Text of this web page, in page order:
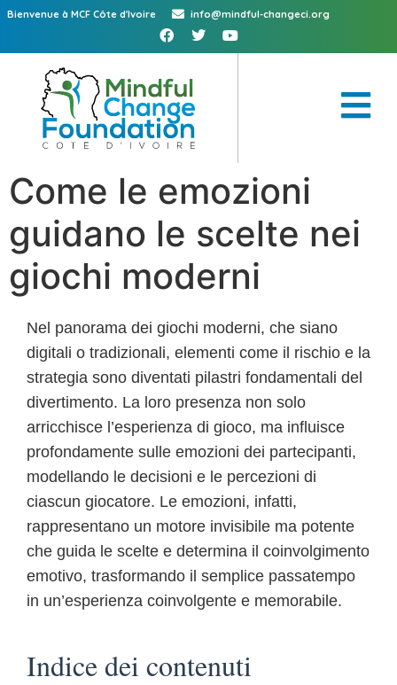
Bienvenue à MCF Côte d'Ivoire info@mindful-changeci.org
Come le emozioni
guidano le scelte nei
giochi moderni
Nel panorama dei giochi moderni, che siano
digitali o tradizionali, elementi come il rischio e la
strategia sono diventati pilastri fondamentali del
divertimento. La loro presenza non solo
arricchisce l’esperienza di gioco, ma influisce
profondamente sulle emozioni dei partecipanti,
modellando le decisioni e le percezioni di
ciascun giocatore. Le emozioni, infatti,
rappresentano un motore invisibile ma potente
che guida le scelte e determina il coinvolgimento
emotivo, trasformando il semplice passatempo
in un’esperienza coinvolgente e memorabile.
Indice dei contenuti